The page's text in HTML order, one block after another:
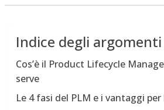
Indice degli argomenti
Cos’è il Product Lifecycle
serve
Le 4 fasi del PLM e i vantaggi